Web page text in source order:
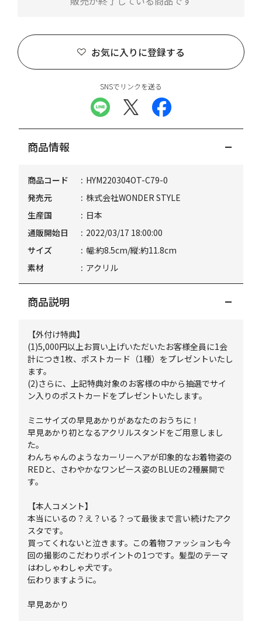
お気に入りに登録する
SNSでリンクを送る
商品情報
商品コード
HYM220304OT-C79-0
発売元
株式会社WONDER STYLE
生産国
日本
通販開始日
2022/03/17 18:00:00
サイズ
幅:約8.5cm/縦:約11.8cm
素材
アクリル
商品説明
【外付け特典】
(1)5,000円以上お買い上げいただいたお客様全員に1会
計につき1枚、ポストカード（1種）をプレゼントいたし
ます。
(2)さらに、上記特典対象のお客様の中から抽選でサイ
ン入りのポストカードをプレゼントいたします。
ミニサイズの早見あかりがあなたのおうちに！
早見あかり初となるアクリルスタンドをご用意しまし
た。
わんちゃんのようなカーリーヘアが印象的なお着物姿の
REDと、さわやかなワンピース姿のBLUEの2種展開で
す。
【本人コメント】
本当にいるの？え？いる？って最後まで言い続けたアク
スタです。
買ってくれないと泣きます。この着物ファッションも今
回の撮影のこだわりポイントの1つです。髪型のテーマ
はわしゃわしゃ犬です。
伝わりますように。
早見あかり